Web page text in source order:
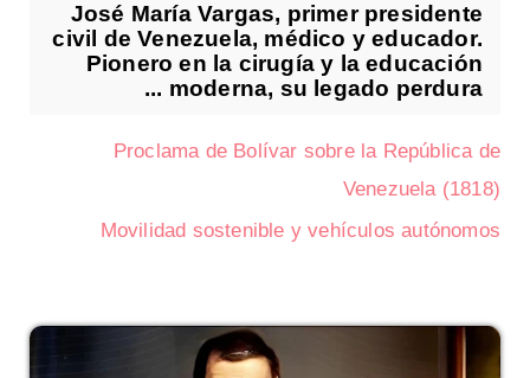
José María Vargas, primer presidente
civil de Venezuela, médico y educador.
Pionero en la cirugía y la educación
moderna, su legado perdura ...
Proclama de Bolívar sobre la República de
Venezuela (1818)
Movilidad sostenible y vehículos autónomos